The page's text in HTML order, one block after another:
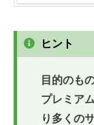
ヒント
目的のも
プレミア
り多くの